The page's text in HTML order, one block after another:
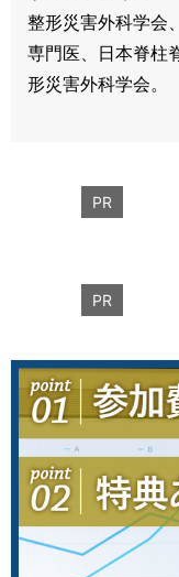
整形災害外科学会
専門医、日本脊柱
形災害外科学会。
PR
PR